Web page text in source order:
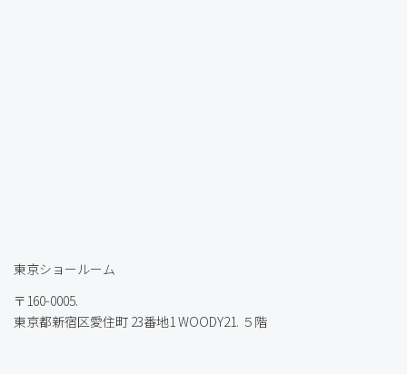
東京ショールーム
〒160-0005.
東京都新宿区愛住町 23番地1 WOODY21. ５階